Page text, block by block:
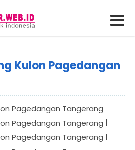
Kulon Pagedangan
|
|